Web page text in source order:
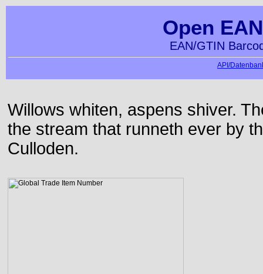
Open
EAN/GTIN
API/
Willows whiten, aspens shiver.
the stream that runneth ever by
Culloden.